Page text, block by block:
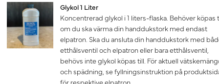
Glykol 1 Liter
Koncentrerad glykol i 1 liters-flaska. Behöver köpas
om du ska värma din handdukstork med endast
elpatron. Ska du ansluta din handdukstork med
etthålsventil och elpatron eller bara etthålsventil,
behövs inte glykol köpas till. För aktuell
och spädning, se fyllningsinstruktion på